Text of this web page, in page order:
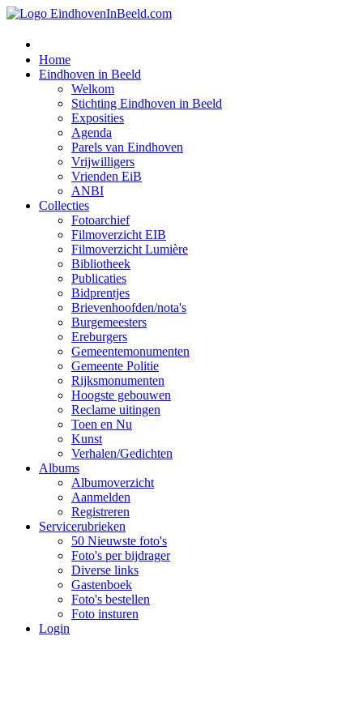
Home
Eindhoven in Beeld
Welkom
Stichting Eindhoven in Beeld
Exposities
Agenda
Parels van Eindhoven
Vrijwilligers
Vrienden EiB
ANBI
Collecties
Fotoarchief
Filmoverzicht EIB
Filmoverzicht Lumière
Bibliotheek
Publicaties
Bidprentjes
Brievenhoofden/nota's
Burgemeesters
Ereburgers
Gemeentemonumenten
Gemeente Politie
Rijksmonumenten
Hoogste gebouwen
Reclame uitingen
Toen en Nu
Kunst
Verhalen/Gedichten
Albums
Albumoverzicht
Aanmelden
Registreren
Servicerubrieken
50 Nieuwste foto's
Foto's per bijdrager
Diverse links
Gastenboek
Foto's bestellen
Foto insturen
Login